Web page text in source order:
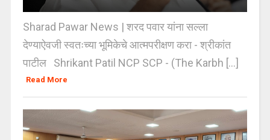
Sharad Pawar News | शरद पवार यांना सल्ला
देण्याऐवजी स्वतःच्या भूमिकेचे आत्मपरीक्षण करा - श्रीकांत
पाटील Shrikant Patil NCP SCP - (The Karbh [...]
Read More